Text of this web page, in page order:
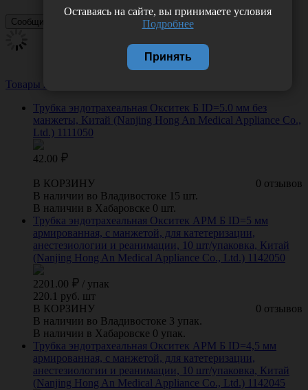
Товары из этой категории
Трубка эндотрахеальная Окситек Б ID=5.0 мм без
манжеты, Китай (Nanjing Hong An Medical Appliance Co.,
Ltd.) 1111050
42.00
0 отзывов
В КОРЗИНУ
В наличии во Владивостоке 15 шт.
В наличии в Хабаровске 0 шт.
Трубка эндотрахеальная Окситек АРМ Б ID=5 мм
армированная, с манжетой, для катетеризации,
анестезиологии и реанимации, 10 шт/упаковка, Китай
(Nanjing Hong An Medical Appliance Co., Ltd.) 1142050
2201.00 / упак
220.1 руб. шт
0 отзывов
В КОРЗИНУ
В наличии во Владивостоке 3 упак.
В наличии в Хабаровске 0 упак.
Трубка эндотрахеальная Окситек АРМ Б ID=4,5 мм
армированная, с манжетой, для катетеризации,
анестезиологии и реанимации, 10 шт/упаковка, Китай
(Nanjing Hong An Medical Appliance Co., Ltd.) 1142045
Оставаясь на сайте, вы принимаете условия
Подробнее
Принять